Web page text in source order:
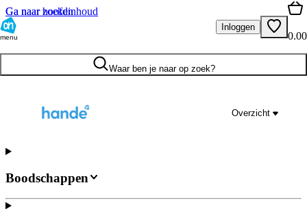
Ga naar hoofdinhoud
Ga naar zoeken
menu
Inloggen
0.00
Waar ben je naar op zoek?
Overzicht
Boodschappen